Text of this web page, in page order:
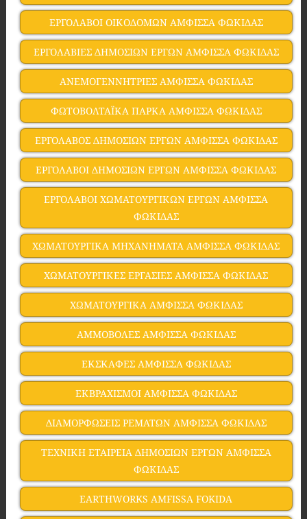
ΕΡΓΟΛΑΒΟΙ ΟΙΚΟΔΟΜΩΝ ΑΜΦΙΣΣΑ ΦΩΚΙΔΑΣ
ΕΡΓΟΛΑΒΙΕΣ ΔΗΜΟΣΙΩΝ ΕΡΓΩΝ ΑΜΦΙΣΣΑ ΦΩΚΙΔΑΣ
ΑΝΕΜΟΓΕΝΝΗΤΡΙΕΣ ΑΜΦΙΣΣΑ ΦΩΚΙΔΑΣ
ΦΩΤΟΒΟΛΤΑΪΚΑ ΠΑΡΚΑ ΑΜΦΙΣΣΑ ΦΩΚΙΔΑΣ
ΕΡΓΟΛΑΒΟΣ ΔΗΜΟΣΙΩΝ ΕΡΓΩΝ ΑΜΦΙΣΣΑ ΦΩΚΙΔΑΣ
ΕΡΓΟΛΑΒΟΙ ΔΗΜΟΣΙΩΝ ΕΡΓΩΝ ΑΜΦΙΣΣΑ ΦΩΚΙΔΑΣ
ΕΡΓΟΛΑΒΟΙ ΧΩΜΑΤΟΥΡΓΙΚΩΝ ΕΡΓΩΝ ΑΜΦΙΣΣΑ
ΦΩΚΙΔΑΣ
ΧΩΜΑΤΟΥΡΓΙΚΑ ΜΗΧΑΝΗΜΑΤΑ ΑΜΦΙΣΣΑ ΦΩΚΙΔΑΣ
ΧΩΜΑΤΟΥΡΓΙΚΕΣ ΕΡΓΑΣΙΕΣ ΑΜΦΙΣΣΑ ΦΩΚΙΔΑΣ
ΧΩΜΑΤΟΥΡΓΙΚΑ ΑΜΦΙΣΣΑ ΦΩΚΙΔΑΣ
ΑΜΜΟΒΟΛΕΣ ΑΜΦΙΣΣΑ ΦΩΚΙΔΑΣ
ΕΚΣΚΑΦΕΣ ΑΜΦΙΣΣΑ ΦΩΚΙΔΑΣ
ΕΚΒΡΑΧΙΣΜΟΙ ΑΜΦΙΣΣΑ ΦΩΚΙΔΑΣ
ΔΙΑΜΟΡΦΩΣΕΙΣ ΡΕΜΑΤΩΝ ΑΜΦΙΣΣΑ ΦΩΚΙΔΑΣ
ΤΕΧΝΙΚΗ ΕΤΑΙΡΕΙΑ ΔΗΜΟΣΙΩΝ ΕΡΓΩΝ ΑΜΦΙΣΣΑ
ΦΩΚΙΔΑΣ
EARTHWORKS AMFISSA FOKIDA